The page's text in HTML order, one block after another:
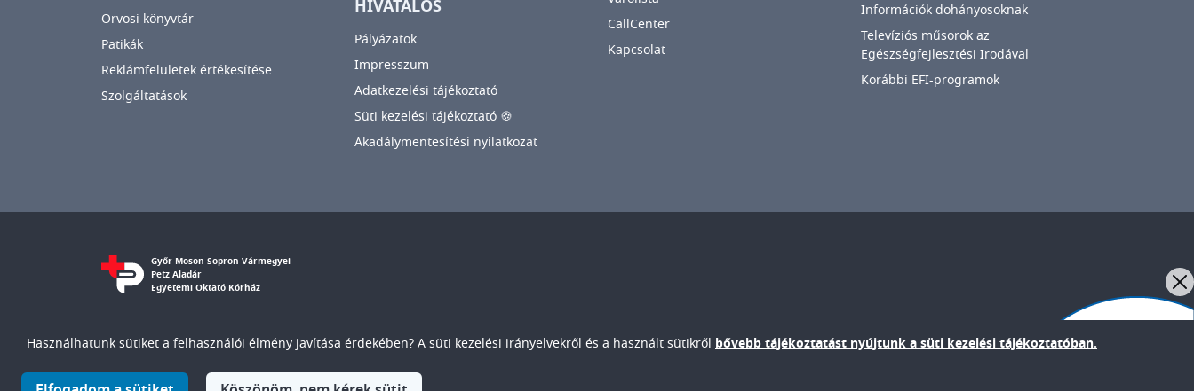
Használhatunk sütiket a felhasználói élmény javítása érdekében? A süti kezelési irányelvekről és a használt sütikről bővebb tájékoztatást nyújtunk a süti kezelési tájékoztatóban.
IMAGE
Orvosi könyvtár
Patikák
Reklámfelületek értékesítése
Szolgáltatások
HIVATALOS
Pályázatok
Impresszum
Adatkezelési tájékoztató
Süti kezelési tájékoztató 🍪
Akadálymentesítési nyilatkozat
CallCenter
Kapcsolat
Információk dohányosoknak
Televíziós műsorok az
Egészségfejlesztési Irodával
Korábbi EFI-programok
Győr-Moson-Sopron Vármegyei
Petz Aladár
Egyetemi Oktató Kórház
© Győr-Moson-Sopron Vármegyei Petz Aladár Egyetemi Oktató Kórház • 9024. Győr, Vasvári P. u. 2-4.